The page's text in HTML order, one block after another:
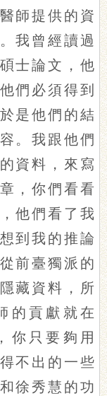
師提供的資
我曾經讀過
士論文，他
們必須得到
是他們的結
。我跟他們
資料，來寫
，你們看看
他們看了我
到我的推論
前臺獨派的
藏資料，所
的貢獻就在
你只要夠用
不出的一些
徐秀慧的功